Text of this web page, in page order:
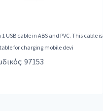
1 USB cable in ABS and PVC. This cable is
for charging mobile devi
97153